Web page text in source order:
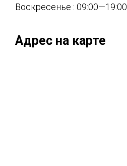
Воскресенье : 09:00—19:00
Адрес на карте